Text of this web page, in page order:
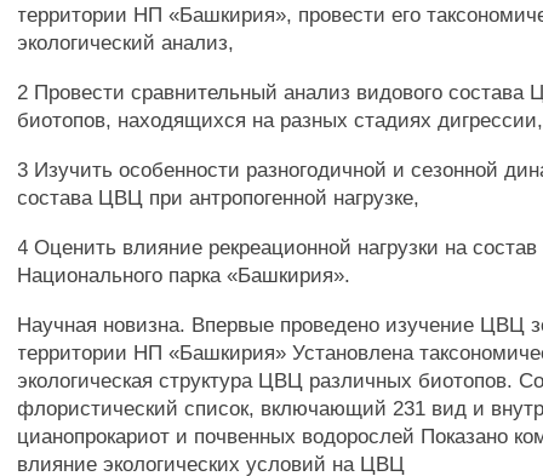
территории НП «Башкирия», провести его
экологический анализ,
2 Провести сравнительный анализ видового
биотопов, находящихся на разных стадиях дигрессии,
3 Изучить особенности разногодичной и сезонной
состава ЦВЦ при антропогенной нагрузке,
4 Оценить влияние рекреационной нагрузки на
Национального парка «Башкирия».
Научная новизна. Впервые проведено изучение ЦВЦ
территории НП «Башкирия» Установлена
экологическая структура ЦВЦ различных биотопов.
флористический список, включающий 231 вид и
цианопрокариот и почвенных водорослей Показано
влияние экологических условий на ЦВЦ